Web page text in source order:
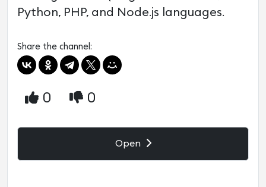
Python, PHP, and Node.js languages.
Share the channel:
0 0
Open